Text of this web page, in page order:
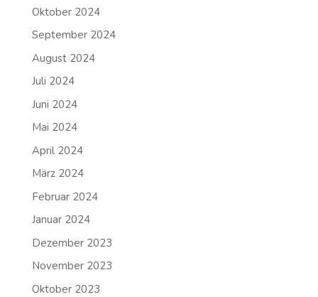
Oktober 2024
September 2024
August 2024
Juli 2024
Juni 2024
Mai 2024
April 2024
März 2024
Februar 2024
Januar 2024
Dezember 2023
November 2023
Oktober 2023